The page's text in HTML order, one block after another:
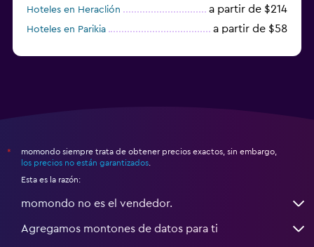
Hoteles en Heraclión a partir de $214
Hoteles en Parikia a partir de $58
*
momondo siempre trata de obtener precios exactos, sin embargo,
los precios no están garantizados
Esta es la razón:
momondo no es el vendedor.
Agregamos montones de datos para ti